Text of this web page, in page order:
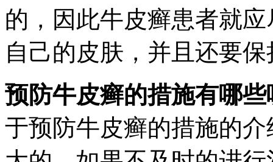
的，因此牛皮癣患者就
自己的皮肤，并且还要
预防牛皮癣的措施有哪些
于预防牛皮癣的措施的